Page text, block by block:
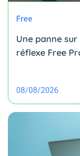
Free
Une panne
réflexe Free
08/08/2026